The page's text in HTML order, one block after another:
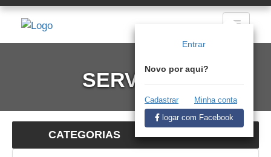
Entrar
Novo por aqui?
Cadastrar
Minha conta
logar com Facebook
SERVIÇOS
CATEGORIAS